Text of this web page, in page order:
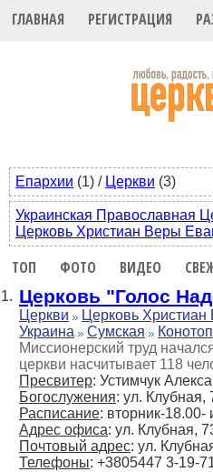
ГЛАВНАЯ РЕГИСТРАЦИЯ
Епархии (1) / Церкви (3)
Украинская Православная
Церковь Христиан Веры
ТОП ФОТО ВИДЕО
1. Церковь "Голос
Церкви
Церковь Христиан
Украина
Сумская Конотоп
Миссионерский труд
церкви насчитывает 118
Пресвитер: Устимчук
Богослужения: ул. Клубная,
Расписание: вторник-18.00-
Адрес офиса: ул. Клубная,
Почтовый адрес: ул.
Телефоны: +3805447 3-19-